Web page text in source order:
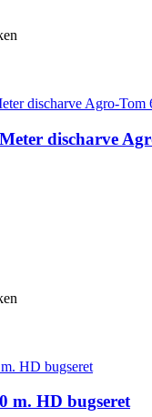
discharve
m. HD bugseret